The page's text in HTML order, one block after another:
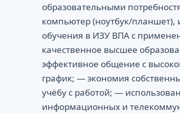
образовательными
компьютер (ноутбук/планшет),
обучения в ИЗУ ВПА с
качественное высшее
эффективное общение с
график; — экономия
учёбу с работой; —
информационных и